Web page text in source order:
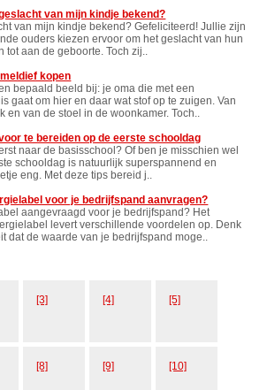
van mijn kindje bekend?
van mijn kindje bekend? Gefeliciteerd! Jullie zijn
ouders kiezen ervoor om het geslacht van hun
tot aan de geboorte. Toch zij..
kopen
bepaald beeld bij: je oma die met een
gaat om hier en daar wat stof op te zuigen. Van
en van de stoel in de woonkamer. Toch..
te bereiden op de eerste schooldag
naar de basisschool? Of ben je misschien wel
schooldag is natuurlijk superspannend en
eng. Met deze tips bereid j..
voor je bedrijfspand aanvragen?
aangevraagd voor je bedrijfspand? Het
levert verschillende voordelen op. Denk
dat de waarde van je bedrijfspand moge..
[3] [4] [5]
[8] [9] [10]